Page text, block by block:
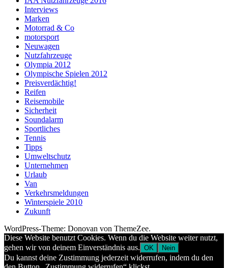
Interviews
Marken
Motorrad & Co
motorsport
Neuwagen
Nutzfahrzeuge
Olympia 2012
Olympische Spielen 2012
Preisverdächtig!
Reifen
Reisemobile
Sicherheit
Soundalarm
Sportliches
Tennis
Tipps
Umweltschutz
Unternehmen
Urlaub
Van
Verkehrsmeldungen
Winterspiele 2010
Zukunft
WordPress-Theme: Donovan von ThemeZee.
Diese Website benutzt Cookies. Wenn du die Website weiter nutzt,
gehen wir von deinem Einverständnis aus. OK Nein
Du kannst deine Zustimmung jederzeit widerrufen, indem du den